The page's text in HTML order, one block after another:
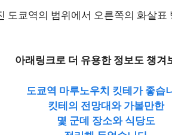
도쿄역의 범위에서 오른쪽의 화살
아래링크로 더 유용한 정보도 챙겨
도쿄역 마루노우치 킷테가 좋습
킷테의 전망대와 가볼만한
몇 군데 장소와 식당도